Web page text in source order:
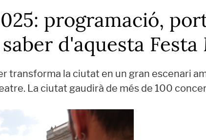
programació,
d'aquesta
transforma la ciutat en un gran escenari
La ciutat gaudirà de més de 100